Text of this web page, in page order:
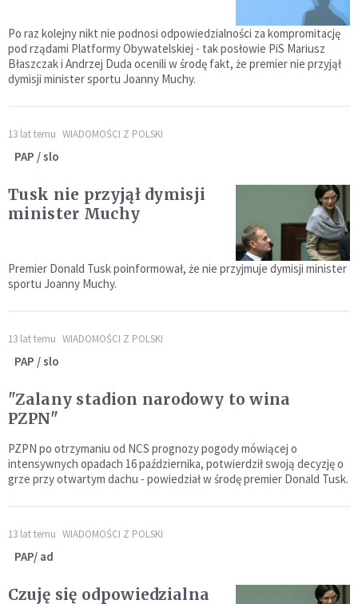
Po raz kolejny nikt nie podnosi odpowiedzialności za kompromitację
pod rządami Platformy Obywatelskiej - tak posłowie PiS Mariusz
Błaszczak i Andrzej Duda ocenili w środę fakt, że premier nie przyjął
dymisji minister sportu Joanny Muchy.
13 lat temu WIADOMOŚCI Z POLSKI
PAP / slo
Tusk nie przyjął dymisji
minister Muchy
Premier Donald Tusk poinformował, że nie przyjmuje dymisji minister
sportu Joanny Muchy.
13 lat temu WIADOMOŚCI Z POLSKI
PAP / slo
"Zalany stadion narodowy to wina
PZPN"
PZPN po otrzymaniu od NCS prognozy pogody mówiącej o
intensywnych opadach 16 października, potwierdził swoją decyzję o
grze przy otwartym dachu - powiedział w środę premier Donald Tusk.
13 lat temu WIADOMOŚCI Z POLSKI
PAP/ ad
Czuję się odpowiedzialna